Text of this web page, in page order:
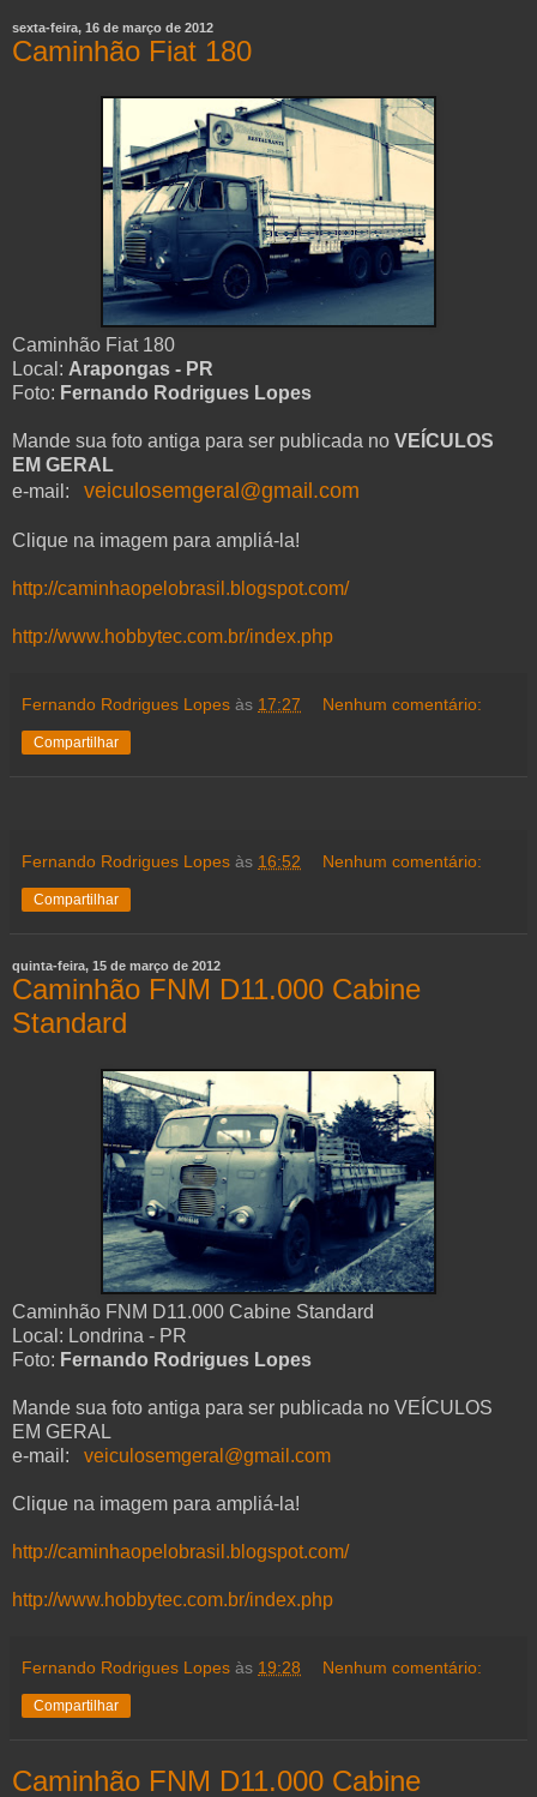
sexta-feira, 16 de março de 2012
Caminhão Fiat 180
Caminhão Fiat 180
Local: Arapongas - PR
Foto: Fernando Rodrigues Lopes
Mande sua foto antiga para ser publicada no VEÍCULOS
EM GERAL
e-mail: veiculosemgeral@gmail.com
Clique na imagem para ampliá-la!
http://caminhaopelobrasil.blogspot.com/
http://www.hobbytec.com.br/index.php
Fernando Rodrigues Lopes às 17:27 Nenhum comentário:
Compartilhar
Fernando Rodrigues Lopes às 16:52 Nenhum comentário:
Compartilhar
quinta-feira, 15 de março de 2012
Caminhão FNM D11.000 Cabine
Standard
Caminhão FNM D11.000 Cabine Standard
Local: Londrina - PR
Foto: Fernando Rodrigues Lopes
Mande sua foto antiga para ser publicada no VEÍCULOS
EM GERAL
e-mail: veiculosemgeral@gmail.com
Clique na imagem para ampliá-la!
http://caminhaopelobrasil.blogspot.com/
http://www.hobbytec.com.br/index.php
Fernando Rodrigues Lopes às 19:28 Nenhum comentário:
Compartilhar
Caminhão FNM D11.000 Cabine